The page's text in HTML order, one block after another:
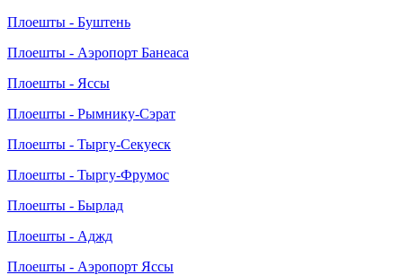
Плоешты - Буштень
Плоешты - Аэропорт Банеаса
Плоешты - Яссы
Плоешты - Рымнику-Сэрат
Плоешты - Тыргу-Секуеск
Плоешты - Тыргу-Фрумос
Плоешты - Бырлад
Плоешты - Аджд
Плоешты - Аэропорт Яссы